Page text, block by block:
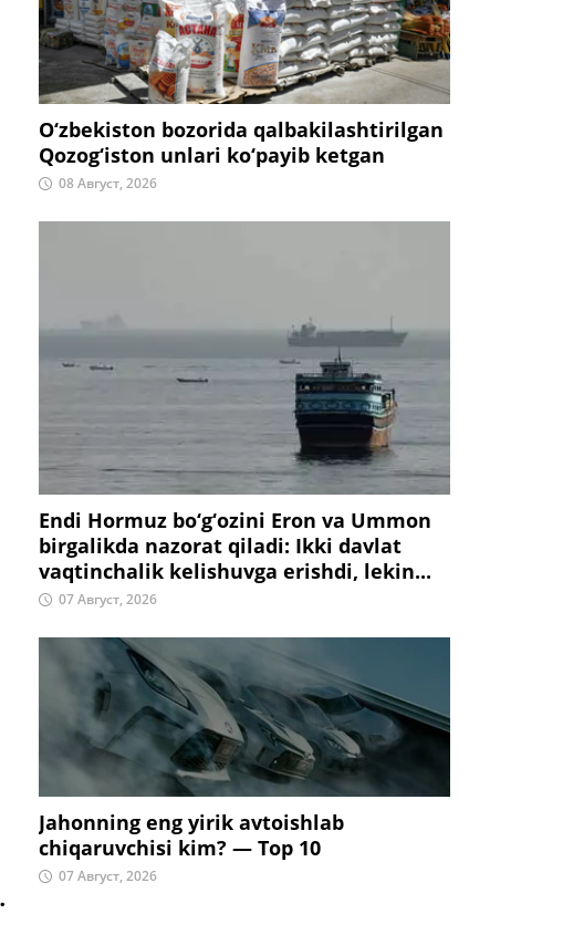
O‘zbekiston bozorida qalbakilashtirilgan
Qozog‘iston unlari ko‘payib ketgan
08 Август, 2026
Endi Hormuz bo‘g‘ozini Eron va Ummon
birgalikda nazorat qiladi: Ikki davlat
vaqtinchalik kelishuvga erishdi, lekin...
07 Август, 2026
Jahonning eng yirik avtoishlab
chiqaruvchisi kim? — Top 10
07 Август, 2026